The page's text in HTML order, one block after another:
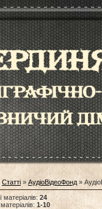
Статті » АудіоВідеоФонд »
матеріалів:24
: 1-10